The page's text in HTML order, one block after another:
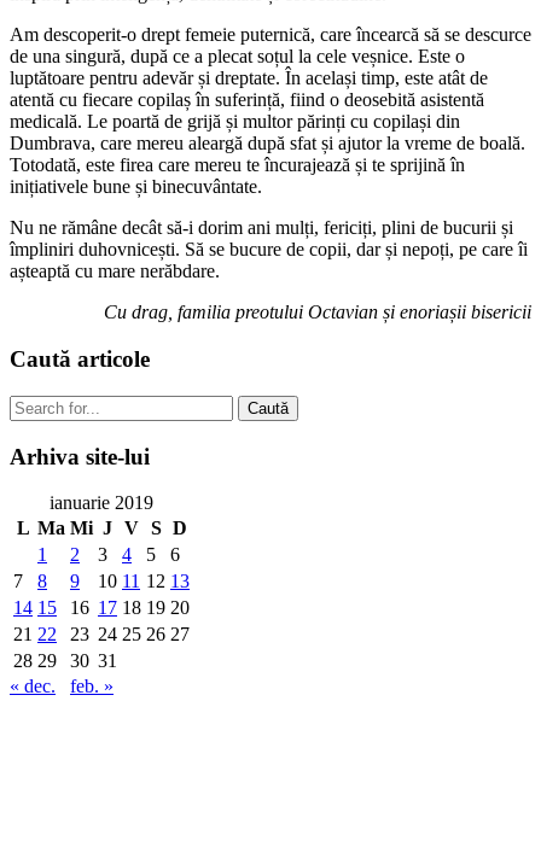
Am descoperit-o drept femeie puternică, care încearcă să se descurce
de una singură, după ce a plecat soțul la cele veșnice. Este o
luptătoare pentru adevăr și dreptate. În același timp, este atât de
atentă cu fiecare copilaș în suferință, fiind o deosebită asistentă
medicală. Le poartă de grijă și multor părinți cu copilași din
Dumbrava, care mereu aleargă după sfat și ajutor la vreme de boală.
Totodată, este firea care mereu te încurajează și te sprijină în
inițiativele bune și binecuvântate.
Nu ne rămâne decât să-i dorim ani mulți, fericiți, plini de bucurii și
împliniri duhovnicești. Să se bucure de copii, dar și nepoți, pe care îi
așteaptă cu mare nerăbdare.
Cu drag, familia preotului Octavian și enoriașii bisericii
Caută articole
Caută
Arhiva site-lui
ianuarie 2019
L Ma Mi J V S D
1
2 3 4 5
6
7
8 9 10 11 12 13
14 15 16 17 18 19 20
21 22 23 24 25 26 27
28 29 30 31
« dec.
feb. »